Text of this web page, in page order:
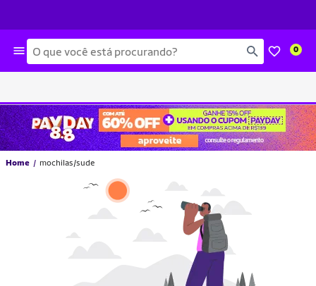
Busca 0
Home mochilas/sude